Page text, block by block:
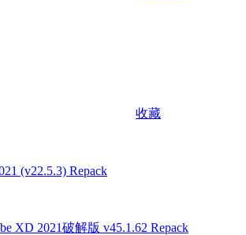
收藏
(v22.5.3) Repack
XD 2021破解版 v45.1.62 Repack